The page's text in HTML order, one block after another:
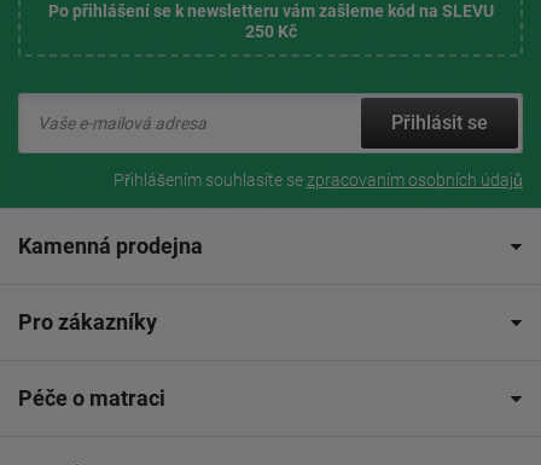
Po přihlášení se k newsletteru vám zašleme kód na SLEVU
250 Kč
Přihlásit se
Přihlášením souhlasíte sezpracovaním osobních údajů
Kamenná prodejna
Pro zákazníky
Péče o matraci